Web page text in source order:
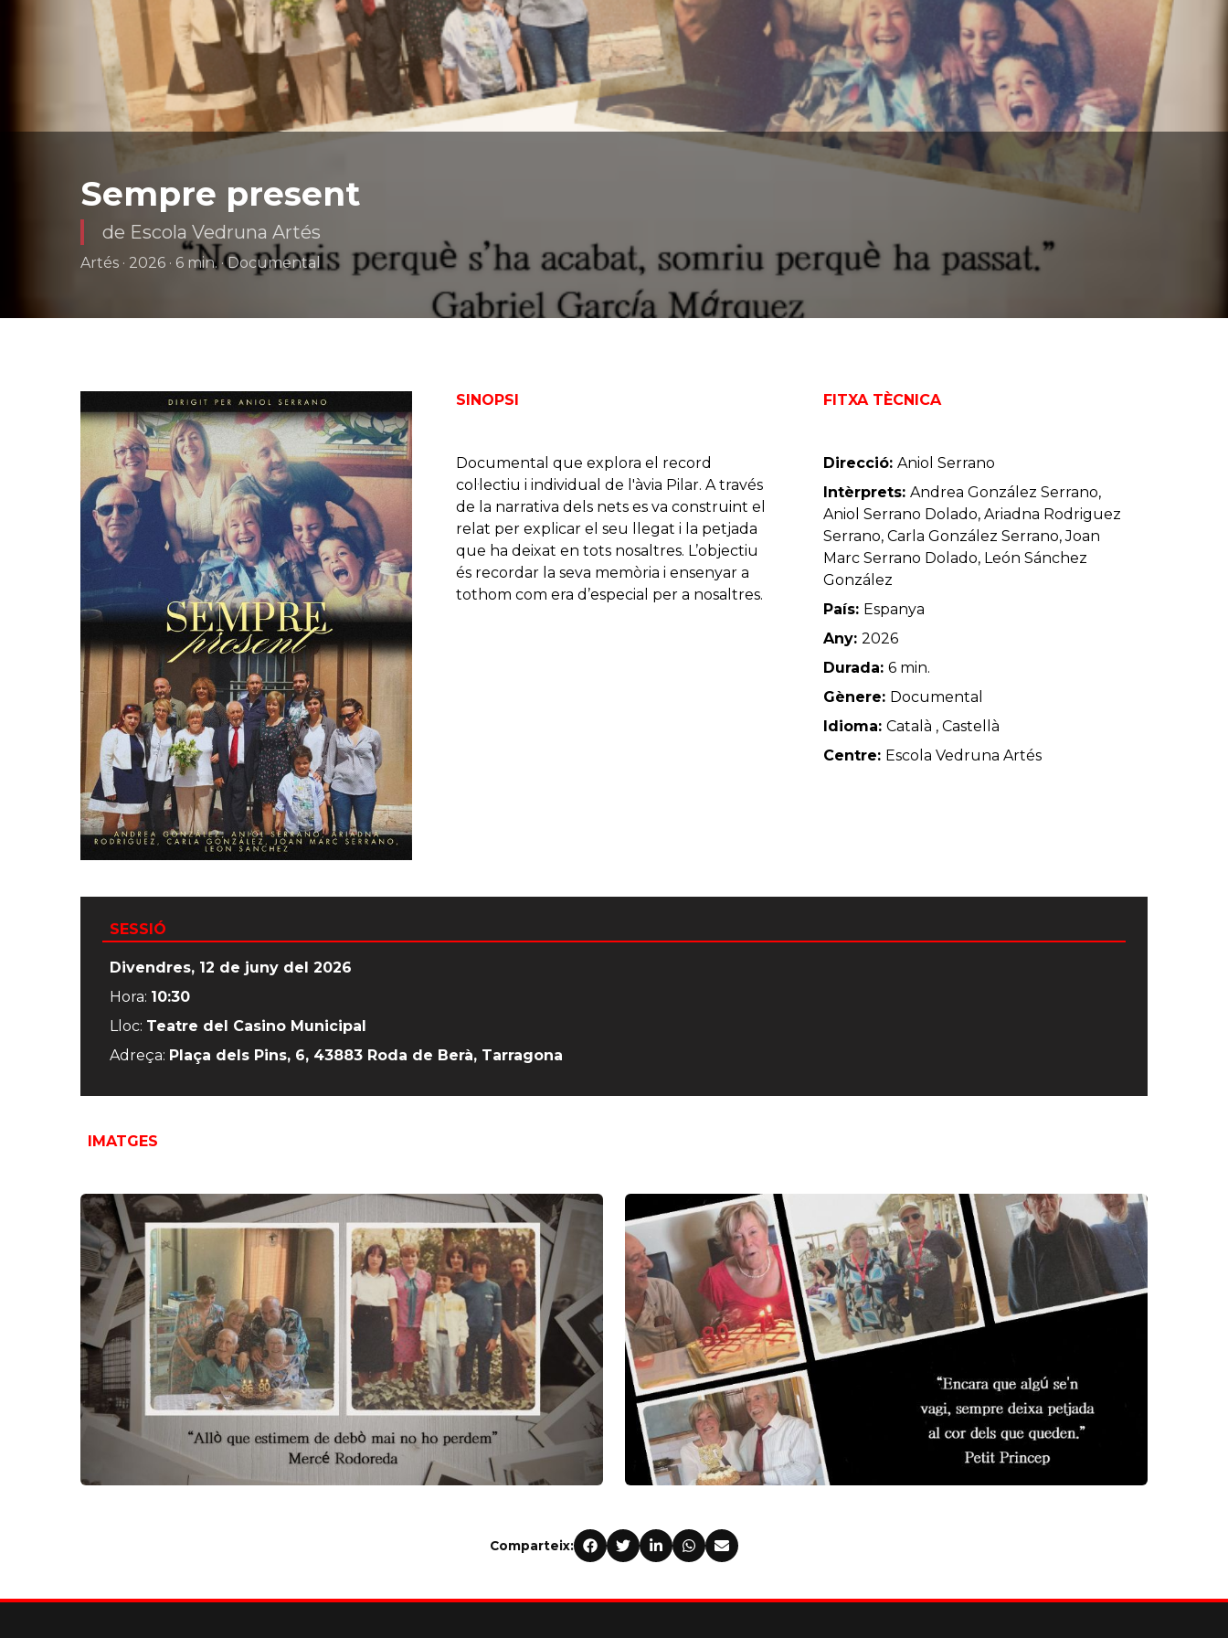
Sempre present
de Escola Vedruna Artés
Artés · 2026 · 6 min. · Documental
SINOPSI
Documental que explora el record
col·lectiu i individual de l'àvia Pilar. A través
de la narrativa dels nets es va construint el
relat per explicar el seu llegat i la petjada
que ha deixat en tots nosaltres. L’objectiu
és recordar la seva memòria i ensenyar a
tothom com era d’especial per a nosaltres.
FITXA TÈCNICA
Direcció:Aniol Serrano
Intèrprets:Andrea González Serrano,
Aniol Serrano Dolado, Ariadna Rodriguez
Serrano, Carla González Serrano, Joan
Marc Serrano Dolado, León Sánchez
González
País: Espanya
Any:2026
Durada:6 min.
Gènere: Documental
Idioma:Català , Castellà
Centre: Escola Vedruna Artés
SESSIÓ
Divendres, 12 de juny del 2026
Hora: 10:30
Lloc: Teatre del Casino Municipal
Adreça: Plaça dels Pins, 6, 43883 Roda de Berà, Tarragona
IMATGES
Comparteix: